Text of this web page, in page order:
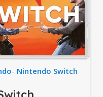
- Nintendo Switch